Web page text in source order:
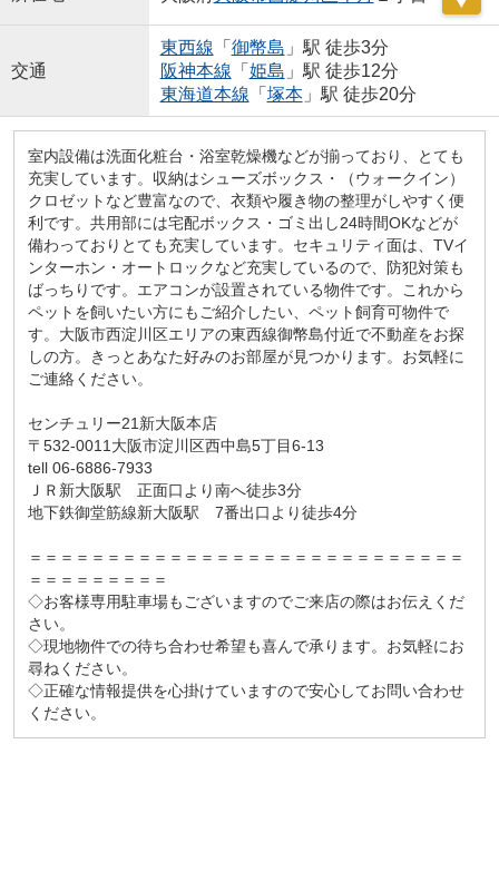
交通
東西線 「 御幣島 」駅 徒歩3分
阪神本線 「 姫島 」駅 徒歩12分
東海道本線 「 塚本」駅 徒歩20分
室内設備は洗面化粧台・浴室乾燥機などが揃っており、とても
充実しています。収納はシューズボックス・（ウォークイン）
クロゼットなど豊富なので、衣類や履き物の整理がしやすく便
利です。共用部には宅配ボックス・ゴミ出し24時間OKなどが
備わっておりとても充実しています。セキュリティ面は、TVイ
ンターホン・オートロックなど充実しているので、防犯対策も
ばっちりです。エアコンが設置されている物件です。これから
ペットを飼いたい方にもご紹介したい、ペット飼育可物件で
す。大阪市西淀川区エリアの東西線御幣島付近で不動産をお探
しの方。きっとあなた好みのお部屋が見つかります。お気軽に
ご連絡ください。
センチュリー21新大阪本店
〒532-0011大阪市淀川区西中島5丁目6-13
tell 06-6886-7933
ＪＲ新大阪駅 正面口より南へ徒歩3分
地下鉄御堂筋線新大阪駅 7番出口より徒歩4分
＝＝＝＝＝＝＝＝＝＝＝＝＝＝＝＝＝＝＝＝＝＝＝＝＝＝＝＝
＝＝＝＝＝＝＝＝＝
◇お客様専用駐車場もございますのでご来店の際はお伝えくだ
さい。
◇現地物件での待ち合わせ希望も喜んで承ります。お気軽にお
尋ねください。
◇正確な情報提供を心掛けていますので安心してお問い合わせ
ください。